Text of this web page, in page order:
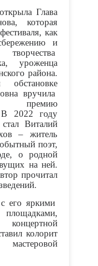
Глава
которая
как
и
уроженца
района.
обстановке
вручила
премию
2022 году
Виталий
– житель
поэт,
о родной
на ней.
прочитал
яркими
колорит
мастеровой